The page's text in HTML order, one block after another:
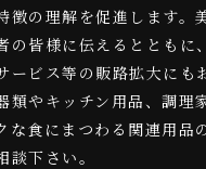
徴の理解を促進します。
の皆様に伝えるとともに
ービス等の販路拡大にも
類やキッチン用品、調理
な食にまつわる関連用品
談下さい。